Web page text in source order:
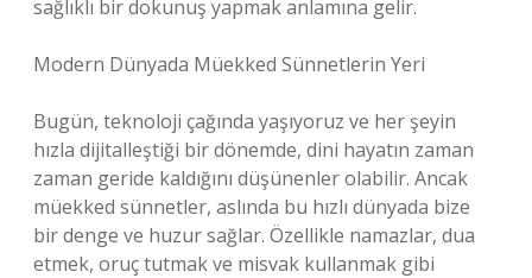
sağlıklı bir dokunuş yapmak anlamına gelir.
Modern Dünyada Müekked Sünnetlerin Yeri
Bugün, teknoloji çağında yaşıyoruz ve her şeyin
hızla dijitalleştiği bir dönemde, dini hayatın zaman
zaman geride kaldığını düşünenler olabilir. Ancak
müekked sünnetler, aslında bu hızlı dünyada bize
bir denge ve huzur sağlar. Özellikle namazlar, dua
etmek, oruç tutmak ve misvak kullanmak gibi